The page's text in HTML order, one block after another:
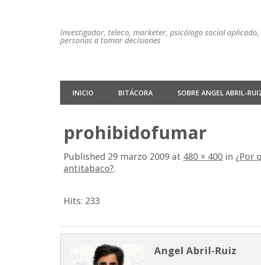
Investigador, teleco, marketer, psicólogo social
personas a tomar decisiones
INICIO BITÁCORA SOBRE ANGEL ABRIL-
prohibidofumar
Published 29 marzo 2009 at 480 × 400 in ¿Por
antitabaco?.
Hits: 233
Angel Abril-Ruiz